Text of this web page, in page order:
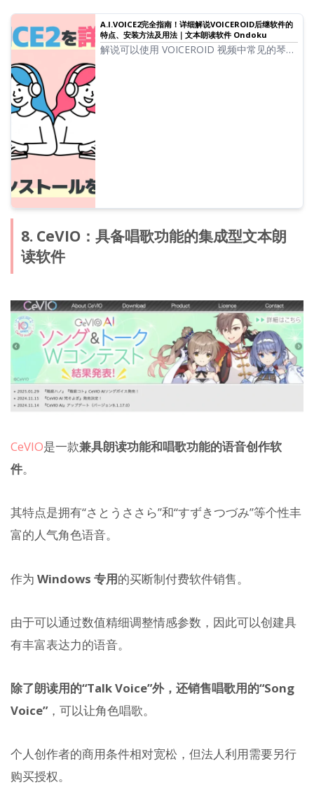
A.I.VOICE2完全指南！详细解说VOICEROID后继软件的
特点、安装方法及用法｜文本朗读软件 Ondoku
解说可以使用 VOICEROID 视频中常见的琴葉
8. CeVIO：具备唱歌功能的集成型文本朗
读软件
CeVIO是一款兼具朗读功能和唱歌功能的语音创作软
件。
其特点是拥有“さとうささら”和“すずきつづみ”等个性丰
富的人气角色语音。
作为 Windows 专用的买断制付费软件销售。
由于可以通过数值精细调整情感参数，因此可以创建具
有丰富表达力的语音。
除了朗读用的“Talk Voice”外，还销售唱歌用的“Song
Voice”，可以让角色唱歌。
个人创作者的商用条件相对宽松，但法人利用需要另行
购买授权。